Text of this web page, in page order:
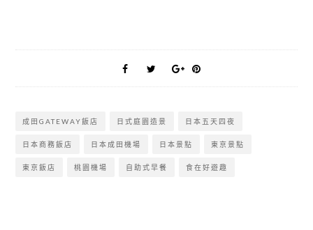
成田GATEWAY飯店 日式庭園造景 日本五天四夜
日本商務飯店 日本成田機場 日本景點 東京景點
東京飯店 桃園機場 自助式早餐 食在好遊趣